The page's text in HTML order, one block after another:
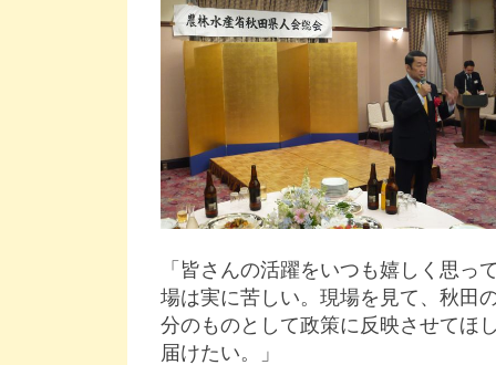
「皆さんの活躍をいつも嬉しく思っ
場は実に苦しい。現場を見て、秋田
分のものとして政策に反映させてほ
届けたい。」